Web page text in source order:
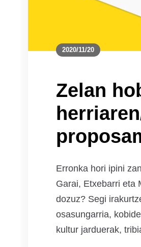
2020/11/20
Zelan
Erronka hori ipini
Garai, Etxebarri eta
dozuz? Segi
osasungarria,
kultur jarduerak,